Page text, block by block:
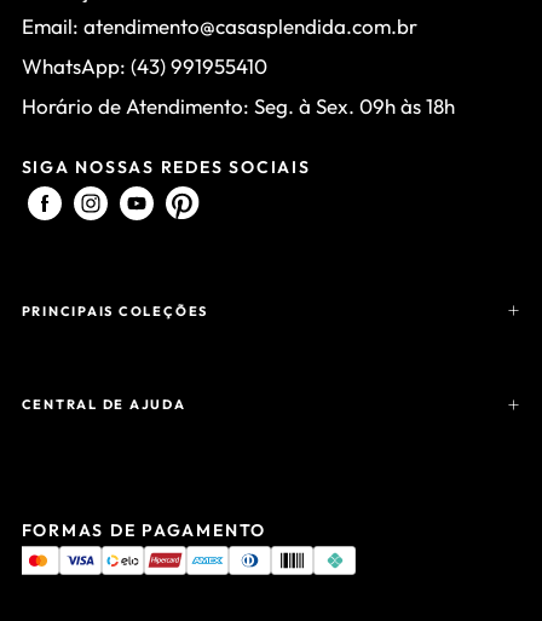
Email: atendimento@casasplendida.com.br
WhatsApp: (43) 991955410
Horário de Atendimento: Seg. à Sex. 09h às 18h
SIGA NOSSAS REDES SOCIAIS
PRINCIPAIS COLEÇÕES
CENTRAL DE AJUDA
FORMAS DE PAGAMENTO